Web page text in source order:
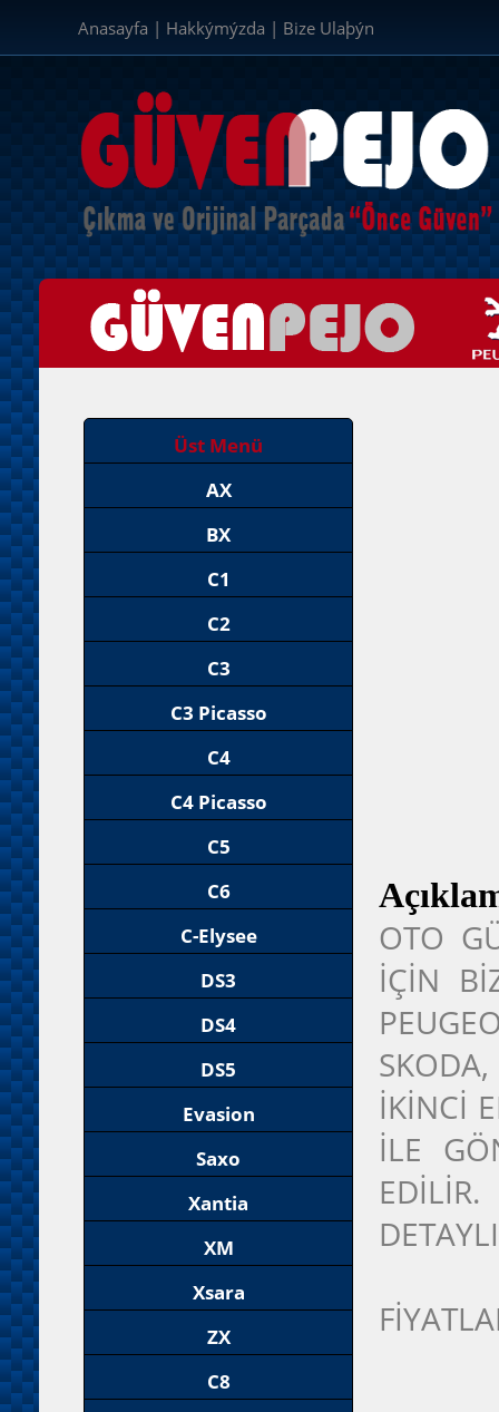
Anasayfa | Hakkýmýzda | Bize Ulaþýn
Üst Menü
AX
BX
C1
C2
C3
C3 Picasso
C4
C4 Picasso
C5
C6
C-Elysee
DS3
DS4
DS5
Evasion
Saxo
Xantia
XM
Xsara
ZX
C8
OTO
İÇİN
İKİNCİ
İLE